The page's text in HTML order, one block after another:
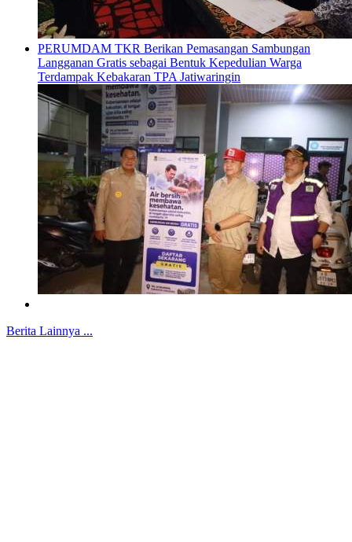
PERUMDAM TKR Berikan Pemasangan Sambungan
Langganan Gratis sebagai Bentuk Kepedulian Warga
Terdampak Kebakaran TPA Jatiwaringin
Berita Lainnya ...